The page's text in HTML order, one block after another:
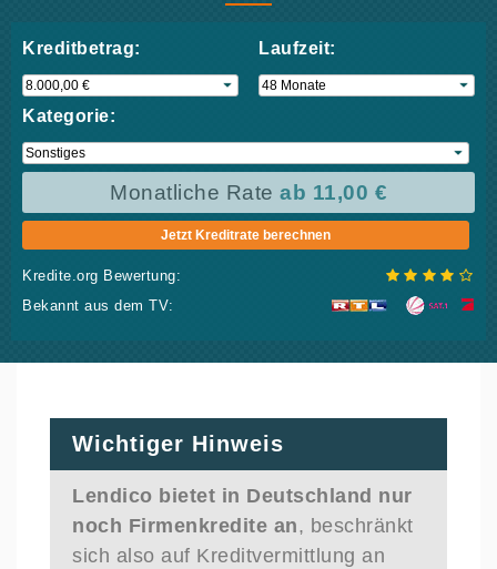
Kreditbetrag: Laufzeit:
Kategorie:
Monatliche Rate ab 11,00 €
Jetzt Kreditrate berechnen
Kredite.org Bewertung:
Bekannt aus dem TV:
Wichtiger Hinweis
Lendico bietet in Deutschland nur
noch Firmenkredite an, beschränkt
sich also auf Kreditvermittlung an